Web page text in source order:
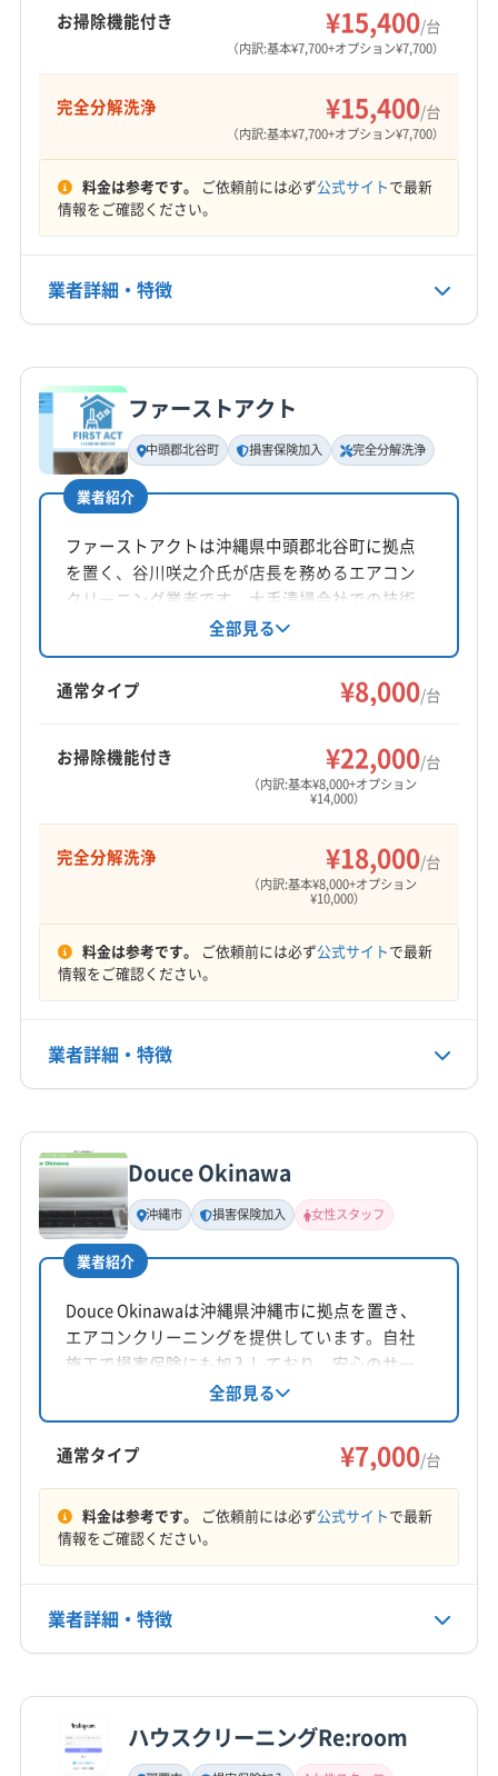
中頭郡読谷村
中頭郡北谷町
中頭郡北中城村
島尻郡与那原町
定休日
電話番号
公式HP
お掃除機能付き ¥15,400/台
（内訳:基本¥7,700+オプション¥7,700）
完全分解洗浄 ¥15,400/台
（内訳:基本¥7,700+オプション¥7,700）
料金は参考です。 ご依頼前には必ず公式サイトで最新
情報をご確認ください。
業者詳細・特徴
基本情報
代表者名
照屋昴
所在地
沖縄県南城市大里稲嶺2127-34
対応地域
沖縄市 宜野湾市
南城市
中頭郡西原町 中頭郡中城村
中頭郡北谷町
中頭郡北中城村
島尻郡八重瀬町
定休日
電話番号
080-1716-2205
公式サイトを見る
ファーストアクト
中頭郡北谷町 損害保険加入 完全分解洗浄
業者紹介
ファーストアクトは沖縄県中頭郡北谷町に拠点
を置く、谷川咲之介氏が店長を務めるエアコン
クリーニング業者です。大手清掃会社での技術
を活かし、完全分解洗浄と防カビ・抗菌コーテ
ィングが特徴。損害保険加入済みです。営業時
間は9:00〜18:00で、年中無休で対応していま
す。
全部見る
通常タイプ ¥8,000/台
お掃除機能付き ¥22,000/台
（内訳:基本¥8,000+オプション
¥14,000）
完全分解洗浄 ¥18,000/台
（内訳:基本¥8,000+オプション
¥10,000）
料金は参考です。 ご依頼前には必ず公式サイトで最新
情報をご確認ください。
業者詳細・特徴
基本情報
代表者名
谷川咲之介
所在地
沖縄県中頭郡北谷町桑江1丁目13-25 LIAXIA601
対応地域
浦添市 沖縄市
糸満市
那覇市 南城市
中頭郡嘉手納町
中頭郡西原町
中頭郡読谷村
島尻郡伊是名村
島尻郡伊平屋村
島尻郡久米島町
島尻郡座間味村
島尻郡渡嘉敷村
もっと見る
営業時間
定休日
年中無休
電話番号
080-2368-7643
Douce Okinawa
沖縄市 損害保険加入 女性スタッフ
業者紹介
Douce Okinawaは沖縄県沖縄市に拠点を置き、
エアコンクリーニングを提供しています。自社
施工で損害保険にも加入しており、安心のサー
ビスが魅力です。営業時間外や対応地域外の相
談も可能で、女性スタッフの同行も対応してい
ます。
全部見る
通常タイプ ¥7,000/台
料金は参考です。 ご依頼前には必ず公式サイトで最新
情報をご確認ください。
業者詳細・特徴
基本情報
代表者名
ハウスクリーニングRe:room